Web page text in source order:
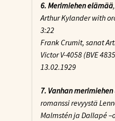
6. Merimiehen elämää
Arthur Kylander with
3:22
Frank Crumit, sanat
Victor V-4058 (BVE
13.02.1929
7. Vanhan
romanssi revyystä
Malmstén ja Dallapé